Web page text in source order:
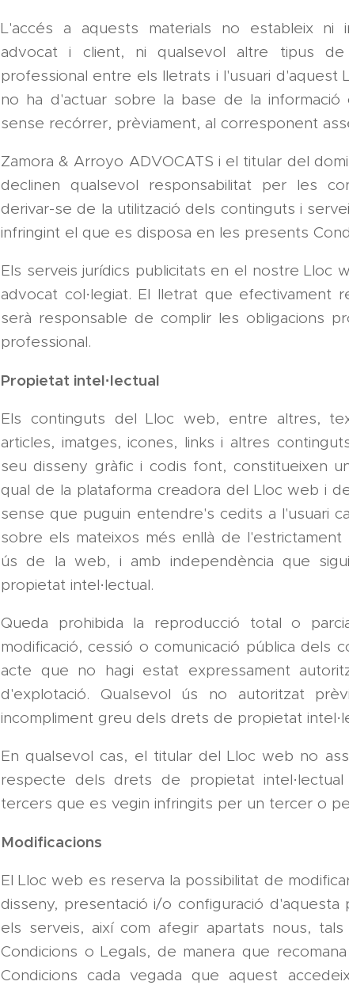
L'accés a aquests materials no estableix ni
advocat i client, ni qualsevol altre tipus
professional entre els lletrats i l'usuari d'aquest
no ha d'actuar sobre la base de la informació
sense recórrer, prèviament, al corresponent
Zamora & Arroyo ADVOCATS i el titular del
declinen qualsevol responsabilitat per les
derivar-se de la utilització dels continguts i
infringint el que es disposa en les presents
Els serveis jurídics publicitats en el nostre Lloc
advocat col·legiat. El lletrat que efectivament
serà responsable de complir les obligacions
professional.
Propietat intel·lectual
Els continguts del Lloc web, entre altres,
articles, imatges, icones, links i altres
seu disseny gràfic i codis font, constitueixen
qual de la plataforma creadora del Lloc web i
sense que puguin entendre's cedits a l'usuari
sobre els mateixos més enllà de
ús de la web, i amb independència que
propietat intel·lectual.
Queda prohibida la reproducció total o
modificació, cessió o comunicació pública dels
acte que no hagi estat expressament
d'explotació. Qualsevol ús no autoritzat
incompliment greu dels drets de propietat
En qualsevol cas, el titular del Lloc web no
respecte dels drets de propietat
tercers que es vegin infringits per un tercer o
Modificacions
El Lloc web es reserva la possibilitat de
disseny, presentació i/o configuració d'aquesta
els serveis, així com afegir apartats nous,
Condicions o Legals, de manera que
Condicions cada vegada que aquest